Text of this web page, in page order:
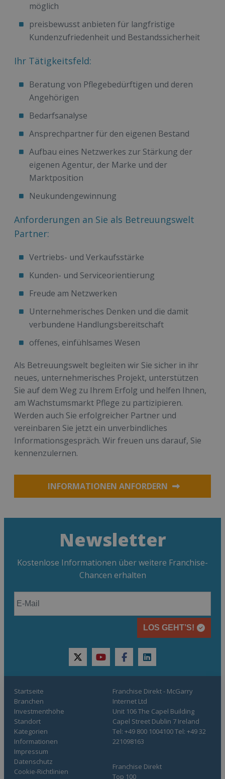
möglich
preisbewusst anbieten für langfristige
Kundenzufriedenheit und Bestandssicherheit
Ihr Tätigkeitsfeld:
Beratung von Pflegebedürftigen und deren
Angehörigen
Bedarfsanalyse
Ansprechpartner für den eigenen Bestand
Aufbau eines Netzwerkes zur Stärkung der
eigenen Agentur, der Marke und der
Marktposition
Neukundengewinnung
Anforderungen an Sie als Betreuungswelt
Partner:
Vertriebs- und Verkaufsstärke
Kunden- und Serviceorientierung
Freude am Netzwerken
Unternehmerisches Denken und die damit
verbundene Handlungsbereitschaft
offenes, einfühlsames Wesen
Als Betreuungswelt begleiten wir Sie sicher in ihr
neues, unternehmerisches Projekt, unterstützen
Sie auf dem Weg zu Ihrem Erfolg und helfen Ihnen,
am Wachstumsmarkt Pflege zu partizipieren.
Werden auch Sie erfolgreicher Partner und
vereinbaren Sie jetzt ein unverbindliches
Informationsgespräch. Wir freuen uns darauf, Sie
kennenzulernen.
INFORMATIONEN ANFORDERN
Newsletter
Kostenlose Informationen über weitere Franchise-
Chancen erhalten
LOS GEHT’S!
twitteryoutubefacebooklinkedin
Startseite
Branchen
Investmenthöhe
Standort
Kategorien
Informationen
Franchise Direkt
Top 100
Impressum
Datenschutz
Cookie-Richtlinien
Franchise Direkt - McGarry
Internet Ltd
Unit 106 The Capel Building
Capel Street Dublin 7 Ireland
Tel: +49 800 1004100 Tel: +49 32
221098163